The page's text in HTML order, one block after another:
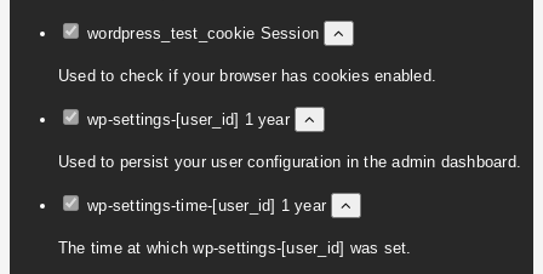
wordpress_test_cookie Session
Used to check if your browser has cookies enabled.
wp-settings-[user_id] 1 year
Used to persist your user configuration in the admin dashboard.
wp-settings-time-[user_id] 1 year
The time at which wp-settings-[user_id] was set.